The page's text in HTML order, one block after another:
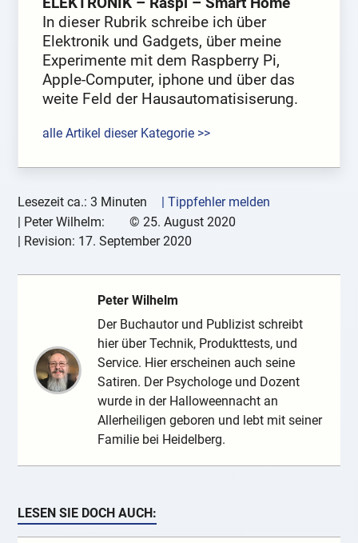
In dieser Rubrik schreibe ich über
Elektronik und Gadgets, über meine
Experimente mit dem Raspberry Pi,
Apple-Computer, iphone und über das
weite Feld der Hausautomatisiserung.
alle Artikel dieser Kategorie >>
Lesezeit ca.: 3 Minuten
| Tippfehler melden
Peter Wilhelm: © 25. August 2020
| Revision: 17. September 2020
Peter Wilhelm
Der Buchautor und Publizist schreibt
hier über Technik, Produkttests, und
Service. Hier erscheinen auch seine
Satiren. Der Psychologe und Dozent
wurde in der Halloweennacht an
Allerheiligen geboren und lebt mit seiner
Familie bei Heidelberg.
LESEN SIE DOCH AUCH: